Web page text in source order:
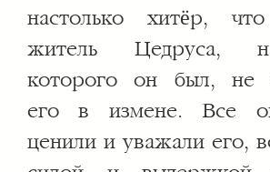
настолько хитёр,
житель Цедруса,
которого он был, не
его в измене. Все
ценили и уважали его,